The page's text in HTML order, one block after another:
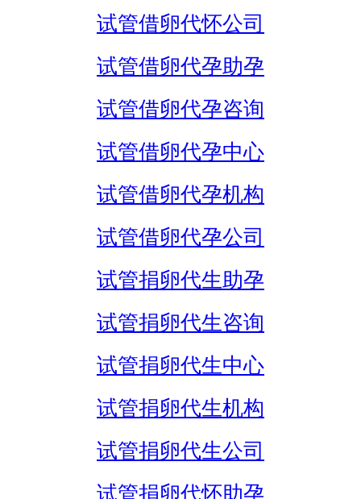
试管借卵代怀公司
试管借卵代孕助孕
试管借卵代孕咨询
试管借卵代孕中心
试管借卵代孕机构
试管借卵代孕公司
试管捐卵代生助孕
试管捐卵代生咨询
试管捐卵代生中心
试管捐卵代生机构
试管捐卵代生公司
试管捐卵代怀助孕